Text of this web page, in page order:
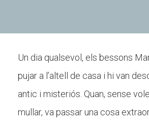
Un dia qualsevol, els bessons
pujar a l’altell de casa i hi van
antic i misteriós. Quan, sense
mullar, va passar una cosa
CONEIX FUNDESPLAI
La Fundació
L'equip